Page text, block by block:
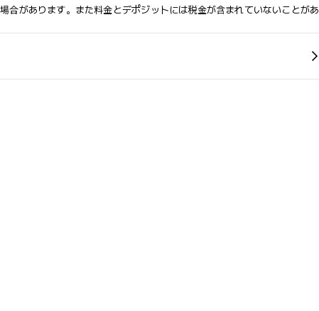
合があります。また料金とデポジットには税金が含まれていないことがあ